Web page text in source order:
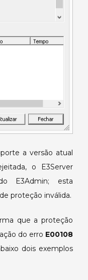
a versão atual
o E3Server
E3Admin; esta
proteção inválida.
que a proteção
do erro E00108
dois exemplos